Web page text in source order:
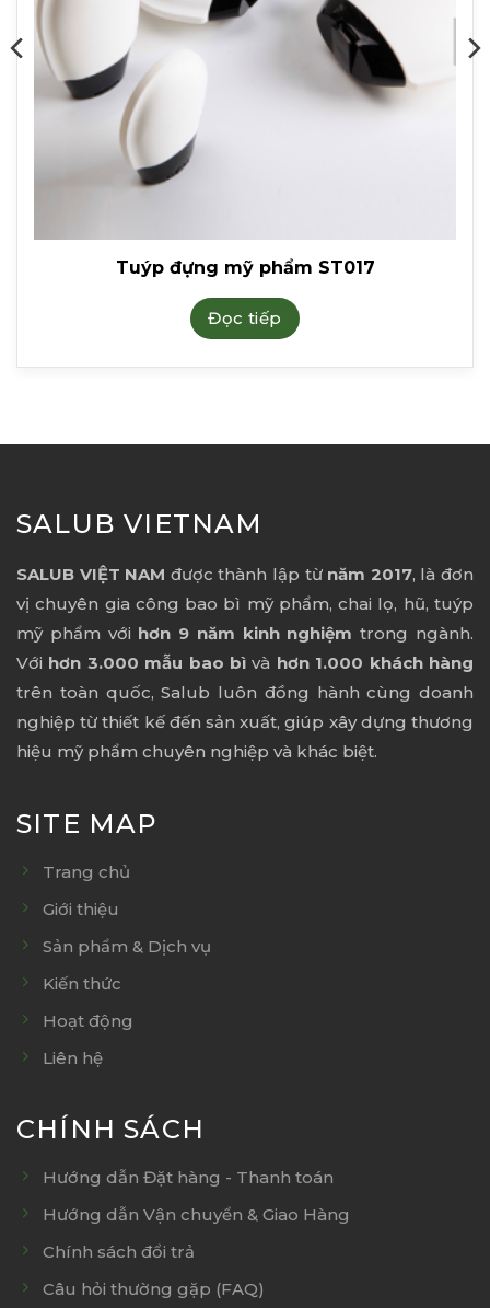
Tuýp đựng mỹ phẩm ST017
Đọc tiếp
SALUB VIETNAM
SALUB VIỆT NAM được thành lập từ năm 2017, là đơn
vị chuyên gia công bao bì mỹ phẩm, chai lọ, hũ, tuýp
mỹ phẩm với hơn 9 năm kinh nghiệm trong ngành.
Với hơn 3.000 mẫu bao bì và hơn 1.000 khách hàng
trên toàn quốc, Salub luôn đồng hành cùng doanh
nghiệp từ thiết kế đến sản xuất, giúp xây dựng thương
hiệu mỹ phẩm chuyên nghiệp và khác biệt.
SITE MAP
Trang chủ
Giới thiệu
Sản phẩm & Dịch vụ
Kiến thức
Hoạt động
Liên hệ
CHÍNH SÁCH
Hướng dẫn Đặt hàng - Thanh toán
Hướng dẫn Vận chuyển & Giao Hàng
Chính sách đổi trả
Câu hỏi thường gặp (FAQ)